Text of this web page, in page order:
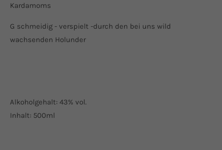
Kardamoms
G schmeidig - verspielt -durch den bei uns wild
wachsenden Holunder
Alkoholgehalt: 43% vol.
Inhalt: 500ml